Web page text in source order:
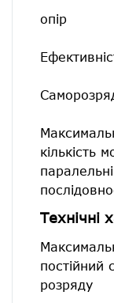
опір
кількість
Технічні
постійний
розряду